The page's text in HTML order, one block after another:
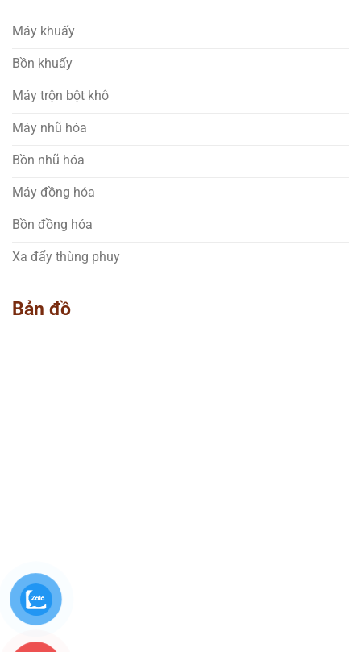
Máy khuấy
Bồn khuấy
Máy trộn bột khô
Máy nhũ hóa
Bồn nhũ hóa
Máy đồng hóa
Bồn đồng hóa
Xa đẩy thùng phuy
Bản đồ